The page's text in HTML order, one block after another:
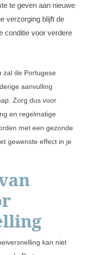
te geven aan nieuwe
verzorging blijft de
conditie voor verdere
zal de Portugese
aanvulling
Zorg dus voor
en regelmatige
met een gezonde
gewenste effect in je
kan niet